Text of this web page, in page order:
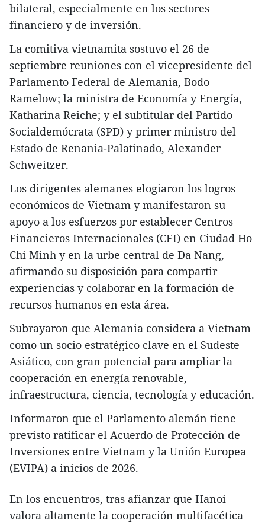
bilateral, especialmente en los sectores
financiero y de inversión.
La comitiva vietnamita sostuvo el 26 de
septiembre reuniones con el vicepresidente del
Parlamento Federal de Alemania, Bodo
Ramelow; la ministra de Economía y Energía,
Katharina Reiche; y el subtitular del Partido
Socialdemócrata (SPD) y primer ministro del
Estado de Renania-Palatinado, Alexander
Schweitzer.
Los dirigentes alemanes elogiaron los logros
económicos de Vietnam y manifestaron su
apoyo a los esfuerzos por establecer Centros
Financieros Internacionales (CFI) en Ciudad Ho
Chi Minh y en la urbe central de Da Nang,
afirmando su disposición para compartir
experiencias y colaborar en la formación de
recursos humanos en esta área.
Subrayaron que Alemania considera a Vietnam
como un socio estratégico clave en el Sudeste
Asiático, con gran potencial para ampliar la
cooperación en energía renovable,
infraestructura, ciencia, tecnología y educación.
Informaron que el Parlamento alemán tiene
previsto ratificar el Acuerdo de Protección de
Inversiones entre Vietnam y la Unión Europea
(EVIPA) a inicios de 2026.
En los encuentros, tras afianzar que Hanoi
valora altamente la cooperación multifacética